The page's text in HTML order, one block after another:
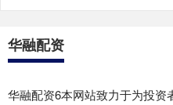
华融配资
华融配资6本网站致力于为投